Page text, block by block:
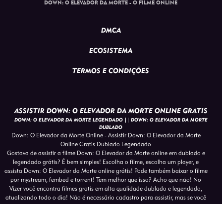
DOWN: O ELEVADOR DA MORTE - O FILME ONLINE
DMCA
ECOSISTEMA
TERMOS E CONDIÇÕES
ASSISTIR DOWN: O ELEVADOR DA MORTE ONLINE GRATIS
DOWN: O ELEVADOR DA MORTE LEGENDADO || DOWN: O ELEVADOR DA MORTE
DUBLADO
Down: O Elevador da Morte Online - Assistir Down: O Elevador da Morte
Online Gratis Dublado Legendado
Gostava de assistir a filme Down: O Elevador da Morte online em dublado e
legendado grátis? É bem simples! Escolha o filme, escolha um player, e
assista Down: O Elevador da Morte online grátis! Pode também baixar o filme
por mystream, fembed e torrent! Tem melhor que isso? Acho que não! No
Vizer você encontra filmes gratis em alta qualidade dublado e legendado,
atualizando todo o dia! Não é necessário cadastro para assistir, mas se você